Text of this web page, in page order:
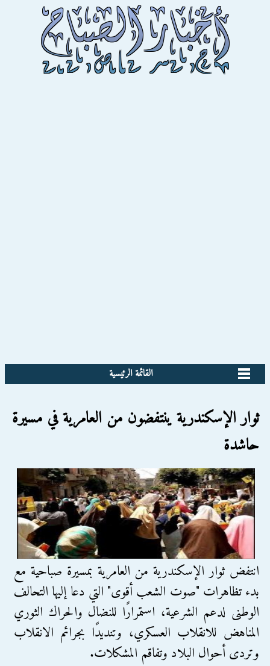
القائمة الرئيسية
ثوار الإسكندرية ينتفضون من العامرية في مسيرة
حاشدة
انتفض ثوار الإسكندرية من العامرية بمسيرة صباحية مع
بدء تظاهرات "صوت الشعب أقوى" التي دعا إليها التحالف
الوطنى لدعم الشرعية، استمرارًا للنضال والحراك الثوري
المناهض للانقلاب العسكري، وتنديدًا بجرائم الانقلاب
وتردى أحوال البلاد وتفاقم المشكلات.